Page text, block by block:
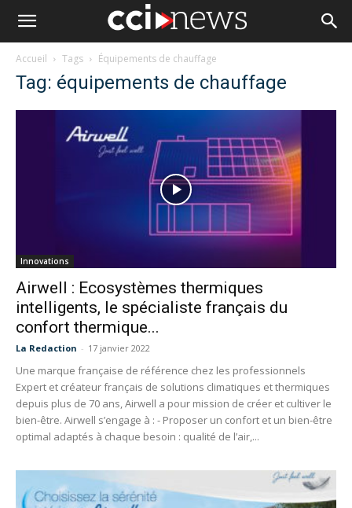
Accueil Tags Équipements de chauffage
Tag: équipements de chauffage
Innovations
Airwell : Ecosystèmes thermiques
intelligents, le spécialiste français du
confort thermique...
La Redaction - 17 janvier 2022
Une marque française de référence chez les professionnels
Expert et créateur français de solutions climatiques et thermiques
depuis plus de 70 ans, Airwell a pour mission de créer et cultiver le
bien-être. Airwell s’engage à : - Proposer un confort et un bien-être
optimal adaptés à chaque besoin : qualité de l’air,...